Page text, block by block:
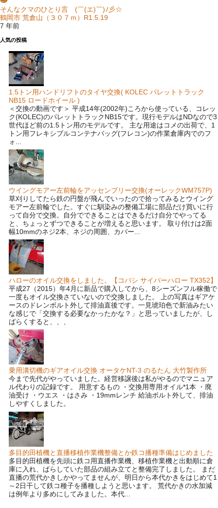
そんなクマのひとり言 (￣(エ)￣)ﾉ彡☆
鶴岡市 荒倉山（３０７ｍ）R1.5.19
7 年前
人気の投稿
1.5トン用ハンドリフトのタイヤ交換( KOLEC パレットトラック
NB15 ロードホイール )
＜交換の動画です＞ 平成14年(2002年)ころから使っている、コレッ
ク(KOLEC)のパレットトラックNB15です。現行モデルはNDなので3
世代ほど前の1.5トン用のモデルです。 主な用途はコメの出荷で、1
トン用フレキシブルコンテナバッグ(フレコン)の作業倉庫内でのフ
ォ...
ウイングモアー左前輪をアッセンブリー交換(オーレックWM757P)
草刈りしてたら鉄の円盤が飛んでいったので拾ってみるとウイング
モアー左前輪でした。すぐに馴染みの整備工場に部品だけ買いに行
って自分で交換。自分でできることはできるだけ自分でやってる
と、ちょっとずつできることが増えると思います。 取り付けは2面
幅10mmのネジ2本、ネジの周囲、カバー...
ハローのオイル交換をしました。【コバシ サイバーハロー TX352】
平成27（2015）年4月に新品で購入してから、8シーズンフル稼働で
一度もオイル交換さていないので交換しました。 上の写真はギアケ
ースのドレンボルト外して排油直後です。一見琥珀色で新油みたい
な感じで「交換する必要なかったかな？」と思っていましたが、し
ばらくすると、、、
乗用溝切機のギアオイル交換 オータケNT-3 のるたん 大竹製作所
今まで先代がやっていました。経営移譲後は私がやるのでマニュア
ル代わりの記録です。 用意するもの ・交換用専用オイル*1本 ・廃
油受け ・ウエス ・はさみ ・19mmレンチ 給油ボルト外して、排油
しやすくしました。
多目的田植機と直播移植作業機整備とか鉄コ播種準備はじめました
多目的田植機を先頭に鉄コ用直播作業機、移植作業機と出動順に倉
庫に入れ、ばらしていた部品の組み立てと整備完了しました。 まだ
直播の荒代かきしかやってませんが、明日から本代かきをはじめて1
～2日干して鉄コ種子を播種しようと思います。 荒代かきの水加減
は例年より多めにしてみました。本代...